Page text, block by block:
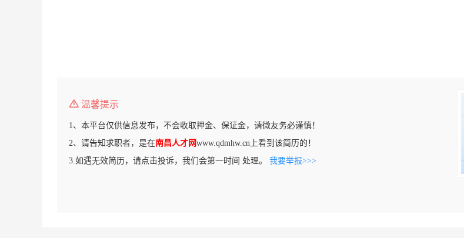
温馨提示
1、本平台仅供信息发布，不会收取押金、保证金，请微友务必谨慎！
2、请告知求职者，是在南昌人才网www.qdmhw.cn上看到该简历的！
3.如遇无效简历，请点击投诉，我们会第一时间 处理。 我要举报>>>